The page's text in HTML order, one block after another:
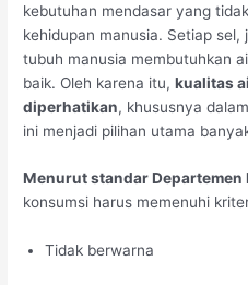
kebutuhan mendasar yang
kehidupan manusia. Setiap sel,
tubuh manusia membutuhkan
baik. Oleh karena itu,kualitas
diperhatikan, khususnya
ini menjadi pilihan utama
Menurut standar Departemen
konsumsi harus memenuhi
Tidak berwarna